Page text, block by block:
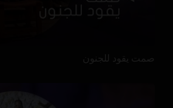
صمت يقود للجنون